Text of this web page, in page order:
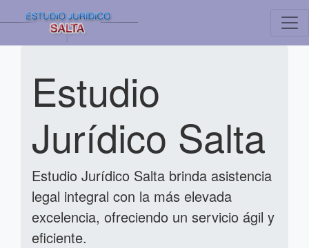
Estudio
Jurídico Salta
Estudio Jurídico Salta brinda asistencia
legal integral con la más elevada
excelencia, ofreciendo un servicio ágil y
eficiente.